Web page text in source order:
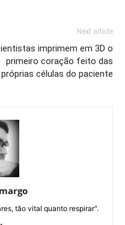
Next article
imprimem em 3D o
primeiro coração feito das
próprias células do paciente
tão vital quanto respirar".